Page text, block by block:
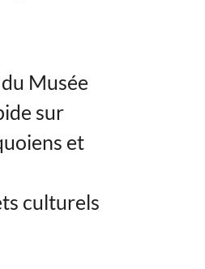
Musée
sur
et
culturels